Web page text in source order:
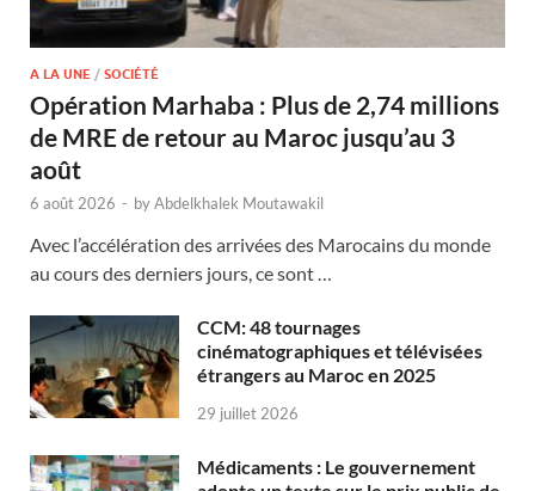
A LA UNE / SOCIÉTÉ
Opération Marhaba : Plus de 2,74 millions
de MRE de retour au Maroc jusqu’au 3
août
6 août 2026 - byAbdelkhalek Moutawakil
Avec l’accélération des arrivées des Marocains du monde
au cours des derniers jours, ce sont …
CCM: 48 tournages
cinématographiques et télévisées
étrangers au Maroc en 2025
29 juillet 2026
Médicaments : Le gouvernement